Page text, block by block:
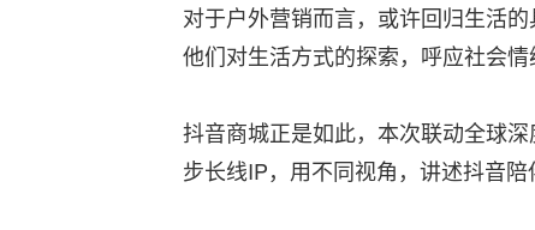
对于户外营销而言，或许回归生活
他们对生活方式的探索，呼应社会
抖音商城正是如此，本次联动全球
步长线IP，用不同视角，讲述抖音陪